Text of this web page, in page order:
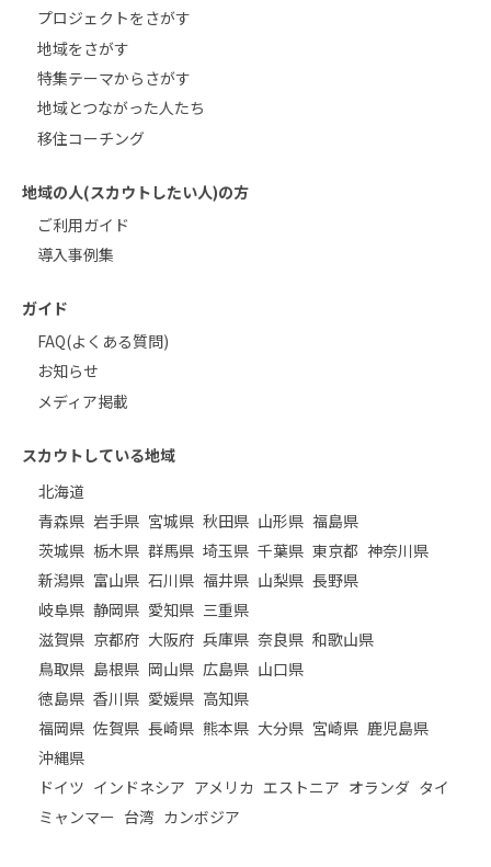
プロジェクトをさがす
地域をさがす
特集テーマからさがす
地域とつながった人たち
移住コーチング
地域の人(スカウトしたい人)の方
ご利用ガイド
導入事例集
ガイド
FAQ(よくある質問)
お知らせ
メディア掲載
スカウトしている地域
北海道
青森県 岩手県 宮城県 秋田県 山形県 福島県
茨城県 栃木県 群馬県 埼玉県 千葉県 東京都 神奈川県
新潟県 富山県 石川県 福井県 山梨県 長野県
岐阜県 静岡県 愛知県 三重県
滋賀県 京都府 大阪府 兵庫県 奈良県 和歌山県
鳥取県 島根県 岡山県 広島県 山口県
徳島県 香川県 愛媛県 高知県
福岡県 佐賀県 長崎県 熊本県 大分県 宮崎県 鹿児島県
沖縄県
ドイツ インドネシア アメリカ エストニア オランダ タイ
ミャンマー 台湾 カンボジア